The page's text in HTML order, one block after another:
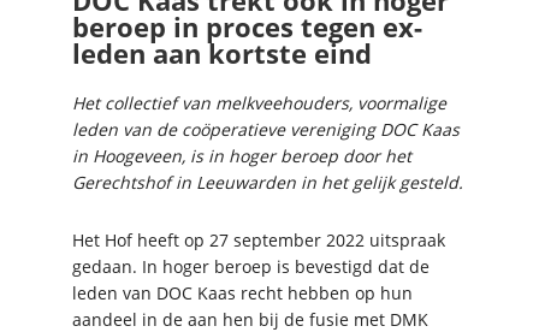
beroep in proces tegen ex-
leden aan kortste eind
Het collectief van melkveehouders, voormalige
leden van de coöperatieve vereniging DOC Kaas
in Hoogeveen, is in hoger beroep door het
Gerechtshof in Leeuwarden in het gelijk gesteld.
Het Hof heeft op 27 september 2022 uitspraak
gedaan. In hoger beroep is bevestigd dat de
leden van DOC Kaas recht hebben op hun
aandeel in de aan hen bij de fusie met DMK